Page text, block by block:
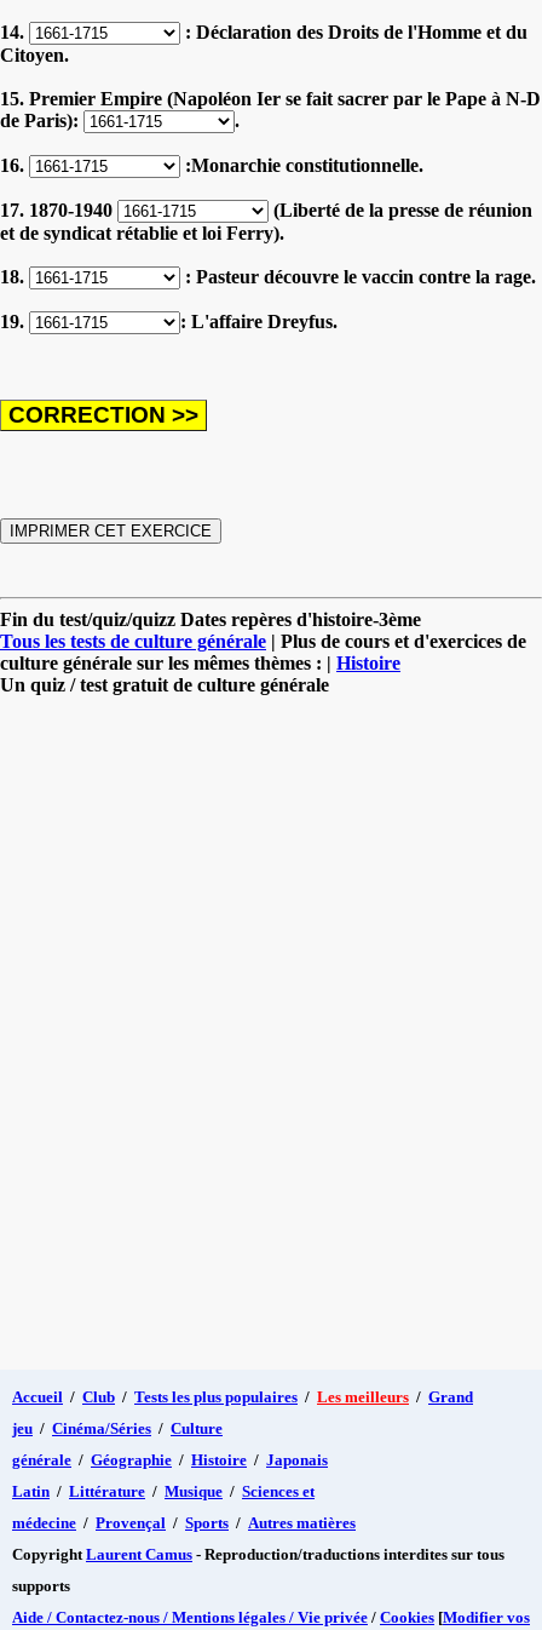
14.
: Déclaration des Droits de l'Homme et du
Citoyen.
15. Premier Empire (Napoléon Ier se fait sacrer par le Pape à N-D
de Paris):
.
16. :Monarchie constitutionnelle.
17. 1870-1940
(Liberté de la presse de réunion
et de syndicat rétablie et loi Ferry).
18. : Pasteur découvre le vaccin contre la rage.
19. : L'affaire Dreyfus.
Fin du test/quiz/quizz Dates repères d'histoire-3ème
Tous les tests de culture générale | Plus de cours et d'exercices de
culture générale sur les mêmes thèmes : | Histoire
Un quiz / test gratuit de culture générale
Accueil / Club / Tests les plus populaires / Les meilleurs / Grand
jeu / Cinéma/Séries / Culture
générale / Géographie / Histoire / Japonais
Latin / Littérature / Musique / Sciences et
médecine / Provençal / Sports / Autres matières
Copyright Laurent Camus - Reproduction/traductions interdites sur tous
supports
Aide / Contactez-nous / Mentions légales / Vie privée / Cookies [Modifier vos